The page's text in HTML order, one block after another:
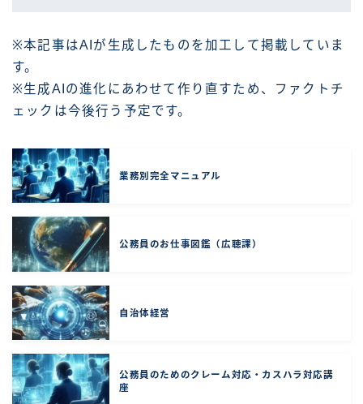
※本記事はAIが生成したものを加工して掲載していま
す。
※生成AIの進化にあわせて作り直すため、ファクトチ
ェックは今後行う予定です。
業務別完全マニュアル
公務員のお仕事図鑑（広聴課）
自治体経営
公務員のためのクレーム対応・カスハラ対応講
座